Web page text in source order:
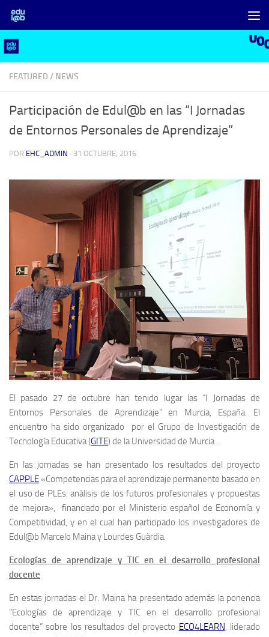
Saltar al contenido
FEATURED / NEWS
Participación de Edul@b en las “I Jornadas
de Entornos Personales de Aprendizaje”
POR EHC_ADMIN · 31 OCTUBRE, 2016
El pasado 27 de octubre han tenido lugar las “I Jornadas de
Entornos Personales de Aprendizaje” en Murcia, España. El
encuentro ha sido organizado por el Grupo de Investigación de
Tecnología Educativa (GITE) de la Universidad de Murcia .
En las jornadas se han presentado los resultados del proyecto
CAPPLE«Competencias para el aprendizaje permanente basado en
el uso de PLEs: análisis de los futuros profesionales y propuestas
de mejora», financiado por el Ministerio español de Economía y
Competitividad, y en el cual han participado los investigadores de
Edul@b Marcelo Maina y Lourdes Guàrdia.
Ecologías de aprendizaje y TIC en el desarrollo profesional
docente
En estas jornadas el Dr. Maina ha presentado además la ponencia
“Ecologías de aprendizaje y TIC en el desarrollo profesional
docente” sobre los resultados del proyecto ECO4LEARN, liderado